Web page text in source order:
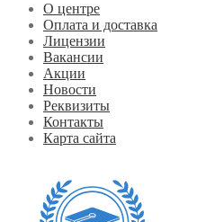
О центре
Оплата и доставка
Лицензии
Вакансии
Акции
Новости
Реквизиты
Контакты
Карта сайта